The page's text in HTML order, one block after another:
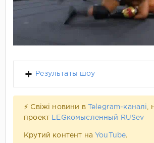
Результаты шоу
⚡ Свіжі новини в Telegram-каналі
,
проект
LEGкомысленный RUSev
Крутий контент на YouTube.